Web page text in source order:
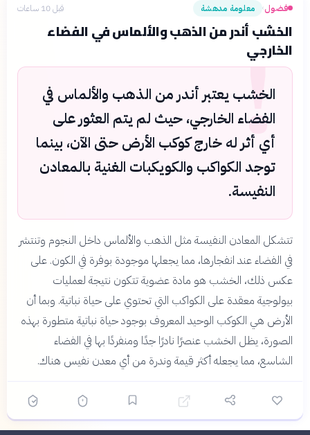
فضول› معلومة مدهشة قبل 10 ساعات
الخشب أندر من الذهب والألماس في الفضاء
الخارجي
!
الخشب يعتبر أندر من الذهب والألماس في
الفضاء الخارجي، حيث لم يتم العثور على
أي أثر له خارج كوكب الأرض حتى الآن، بينما
توجد الكواكب والكويكبات الغنية بالمعادن
النفيسة.
تتشكل المعادن النفيسة مثل الذهب والألماس داخل النجوم وتنتشر
في الفضاء عند انفجارها، مما يجعلها موجودة بوفرة في الكون. على
عكس ذلك، الخشب هو مادة عضوية تتكون نتيجة لعمليات
بيولوجية معقدة على الكواكب التي تحتوي على حياة نباتية. وبما أن
الأرض هي الكوكب الوحيد المعروف بوجود حياة نباتية متطورة بهذه
الصورة، يظل الخشب عنصرًا نادرًا جدًا ومنفردًا بها في الفضاء
الشاسع، مما يجعله أكثر قيمة وندرة من أي معدن نفيس هناك.